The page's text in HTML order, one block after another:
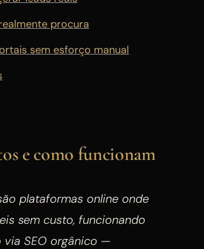
procura
sem esforço manual
e como funcionam
plataformas online onde
sem custo, funcionando
via SEO orgânico —